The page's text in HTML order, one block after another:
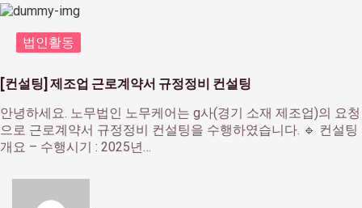
법인활동
[컨설팅] 제조업 근로계약서 규정정비 컨설팅
안녕하세요. 노무법인 노무케어는 g사(경기 소재 제조업)의 요청
으로 근로계약서 규정정비 컨설팅을 수행하였습니다. 🔹 컨설팅
개요 – 수행시기 : 2025년…